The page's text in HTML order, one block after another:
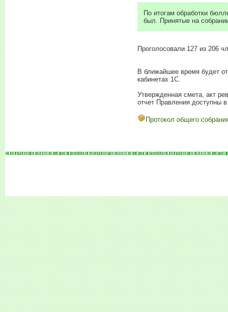
По итогам обработки
был. Принятые на
Проголосовали 127 из 206
В ближайшее время будет
кабинетах 1С.
Утвержденная смета, акт
отчет Правления доступны
Протокол общего